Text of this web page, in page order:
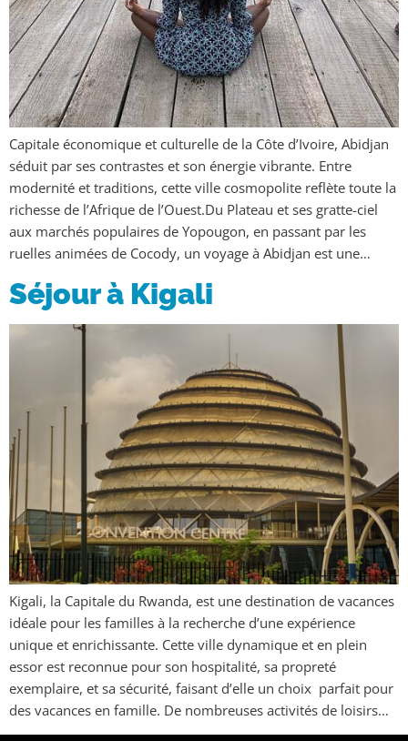
Capitale économique et culturelle de la Côte d’Ivoire, Abidjan
séduit par ses contrastes et son énergie vibrante. Entre
modernité et traditions, cette ville cosmopolite reflète toute la
richesse de l’Afrique de l’Ouest.Du Plateau et ses gratte-ciel
aux marchés populaires de Yopougon, en passant par les
ruelles animées de Cocody, un voyage à Abidjan est une…
Séjour à Kigali
Kigali, la Capitale du Rwanda, est une destination de vacances
idéale pour les familles à la recherche d’une expérience
unique et enrichissante. Cette ville dynamique et en plein
essor est reconnue pour son hospitalité, sa propreté
exemplaire, et sa sécurité, faisant d’elle un choix parfait pour
des vacances en famille. De nombreuses activités de loisirs…